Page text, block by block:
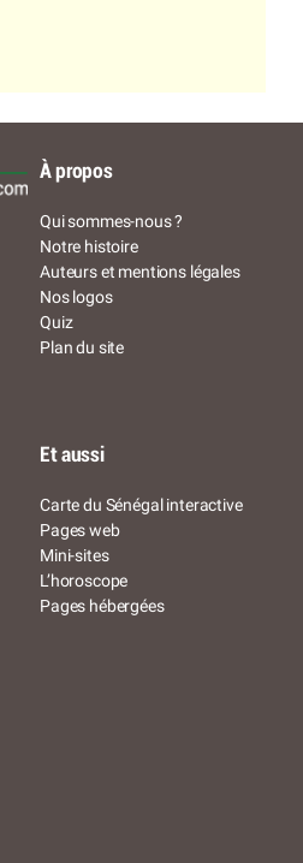
À propos
Qui sommes-nous ?
Notre histoire
Auteurs et mentions légales
Nos logos
Quiz
Plan du site
Et aussi
Carte du Sénégal interactive
Pages web
Mini-sites
L’horoscope
Pages hébergées